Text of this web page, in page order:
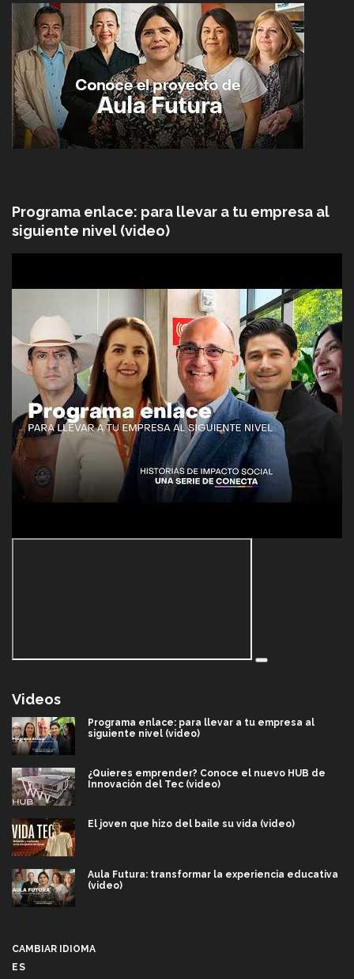
Programa enlace: para llevar a tu empresa al
siguiente nivel (video)
Videos
Programa enlace: para llevar a tu empresa al
siguiente nivel (video)
¿Quieres emprender? Conoce el nuevo HUB de
Innovación del Tec (video)
El joven que hizo del baile su vida (video)
Aula Futura: transformar la experiencia educativa
(video)
CAMBIAR IDIOMA
ES